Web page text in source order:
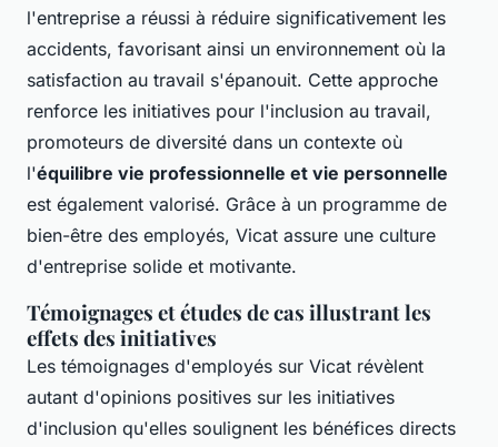
l'entreprise a réussi à réduire significativement les
accidents, favorisant ainsi un environnement où la
satisfaction au travail s'épanouit. Cette approche
renforce les initiatives pour l'inclusion au travail,
promoteurs de diversité dans un contexte où
l'équilibre vie professionnelle et vie personnelle
est également valorisé. Grâce à un programme de
bien-être des employés, Vicat assure une culture
d'entreprise solide et motivante.
Témoignages et études de cas illustrant les
effets des initiatives
Les témoignages d'employés sur Vicat révèlent
autant d'opinions positives sur les initiatives
d'inclusion qu'elles soulignent les bénéfices directs